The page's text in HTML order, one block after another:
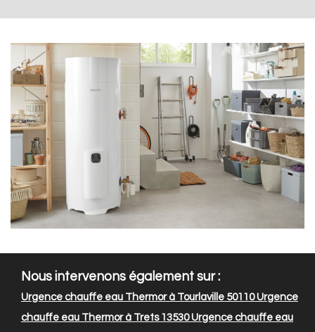
Nous intervenons également sur :
Urgence chauffe eau Thermor à Tourlaville 50110Urgence
chauffe eau Thermor à Trets 13530Urgence chauffe eau